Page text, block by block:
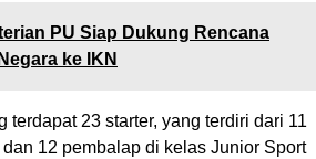
PU Siap Dukung Rencana
ke IKN
23 starter, yang terdiri dari 11
12 pembalap di kelas Junior Sport